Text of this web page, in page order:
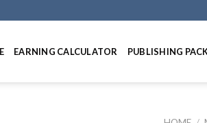
EARNING CALCULATOR PUBLISHING